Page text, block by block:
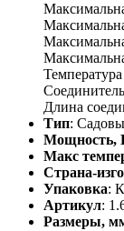
Длина
Тип:
Мощность,
Макс
Страна-
Упаковка:
Артикул:
Размеры,